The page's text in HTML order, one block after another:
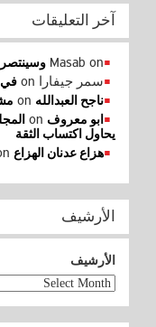
آخر التعليقات
Masabon وسينتصر
سمر جيفاراon
في
ناجح العبداللهon
مشغل
ابو معروفon
المجلس
يحاول اكتساب الثقة
هزاع عدنان الهزاع
الأرشيف
الأرشيف